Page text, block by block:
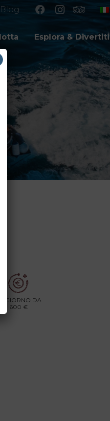
Blog
Esplora & Divertiti
GIORNO DA
600 €